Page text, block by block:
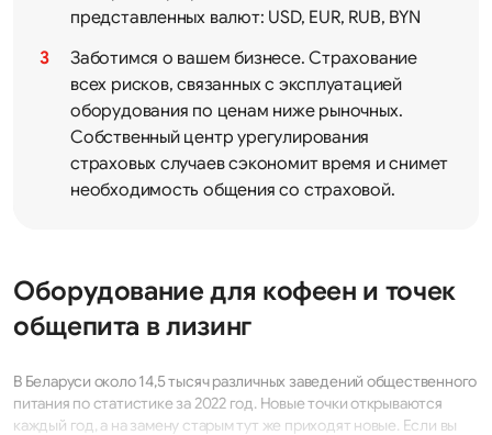
представленных валют: USD, EUR, RUB, BYN
Заботимся о вашем бизнесе. Страхование
всех рисков, связанных с эксплуатацией
оборудования по ценам ниже рыночных.
Собственный центр урегулирования
страховых случаев сэкономит время и снимет
необходимость общения со страховой.
Оборудование для кофеен и точек
общепита в лизинг
В Беларуси около 14,5 тысяч различных заведений общественного
питания по статистике за 2022 год. Новые точки открываются
каждый год, а на замену старым тут же приходят новые. Если вы